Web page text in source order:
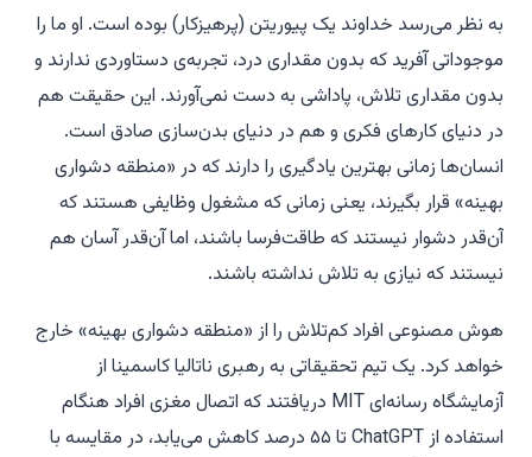
به نظر می‌رسد خداوند یک پیوریتن (پرهیزکار) بوده است. او ما را
موجوداتی آفرید که بدون مقداری درد، تجربه‌ی دستاوردی ندارند و
بدون مقداری تلاش، پاداشی به دست نمی‌آورند. این حقیقت هم
در دنیای کارهای فکری و هم در دنیای بدن‌سازی صادق است.
انسان‌ها زمانی بهترین یادگیری را دارند که در «منطقه دشواری
بهینه» قرار بگیرند، یعنی زمانی که مشغول وظایفی هستند که
آن‌قدر دشوار نیستند که طاقت‌فرسا باشند، اما آن‌قدر آسان هم
نیستند که نیازی به تلاش نداشته باشند.
هوش مصنوعی افراد کم‌تلاش را از «منطقه دشواری بهینه» خارج
خواهد کرد. یک تیم تحقیقاتی به رهبری ناتالیا کاسمینا از
آزمایشگاه رسانه‌ای MIT دریافتند که اتصال مغزی افراد هنگام
استفاده از ChatGPT تا ۵۵ درصد کاهش می‌یابد، در مقایسه با